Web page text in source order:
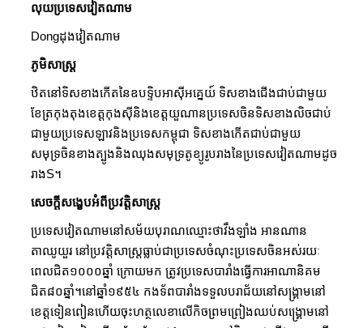
លុយប្រទេសវៀតណាម
Dongដុងវៀតណាម
ភូមិសាស្ត្រ
ឋិតនៅទិសខាងកើតនៃឧបទ្ទិបអាស៊ីអគ្នេយ៍ ទិសខាងជើងជាប់ជាមួយ
ខែត្រកុងតុងខេត្តកុងស៊ីនិងខេត្តយួណានប្រទេសចិនទិសខាងលិចជាប់
ជាមួយប្រទេសឡាវនិងប្រទេសកម្ពុជា ទិសខាងកើតជាប់ជាមួយ
សមុទ្រចិនខាងត្បូងនិងឈុងសមុទ្រតូខ្យូរូបរាងនៃប្រទេសវៀតណាមដូច
រាងS។
សេចក្តីសង្ខេបអំពីប្រវត្តិសាស្ត្រ
ប្រទេសវៀតណាមនៅសម័យបុរាណឈ្មោះថាវឹងឡាំង អានណាន
តាឈូយួរ នៅប្រវត្តិសាស្ត្រធ្លាប់ជាប្រទេសចំណុះប្រទេសចិនអស់រយៈ
ពេលជិត១០០០ឆ្នាំ ក្រោយមក ត្រូវប្រទេសបារាំងធ្វើការអាណានិគម
ជិត៨០ឆ្នាំ។នៅឆ្នាំ១៩៥៤ កងទ័ពបារាំងទទួលបរាជ័យនៅសង្គ្រាមនៅ
ខេត្តទៀនពៀនហើយចុះហត្ថលេខាលើកិចព្រមព្រៀងឈប់សង្គ្រោមនៅ